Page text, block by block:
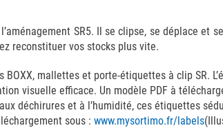
SR5. Il se clipse, se déplace et
reconstituer vos stocks plus vite.
mallettes et porte-étiquettes à clip SR.
visuelle efficace. Un modèle PDF à
déchirures et à l’humidité, ces étiquettes
sous : www.mysortimo.fr/labels